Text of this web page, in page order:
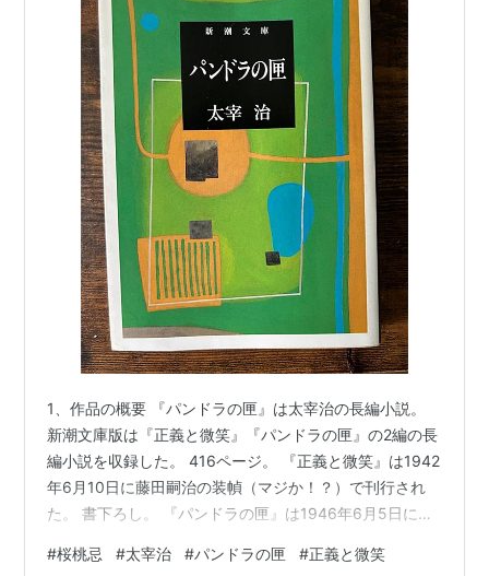
リスト::日本の映画::題名::は行
パンドラの匣 読書 ) 【ぱんどらのはこ
太宰治の作。初出：昭和20年10月〜21年1月「河北新
1、作品の概要 『パンドラの匣』は太宰治の長編小説。
新潮文庫版は『正義と微笑』『パンドラの匣』の2編の長
編小説を収録した。 416ページ。 『正義と微笑』は1942
年6月10日に藤田嗣治の装幀（マジか！？）で刊行され
た。 書下ろし。 『パンドラの匣』は1946年6月5日に河
月7日まで新聞『河北新報』にて連載された。 いずれも
#桜桃忌 #太宰治 #パンドラの匣 #正義と微笑